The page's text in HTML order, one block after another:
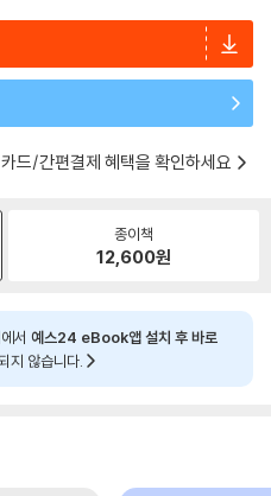
카드/간편결제 혜택을 확인하세요
종이책
12,600원
서 예스24 eBook앱 설치 후 바로
지 않습니다.